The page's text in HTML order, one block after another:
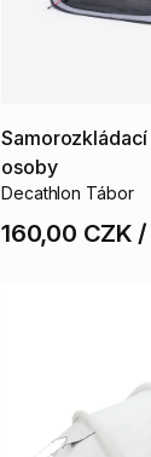
Samorozkládací
osoby
Decathlon Tábor
160,00 CZK /